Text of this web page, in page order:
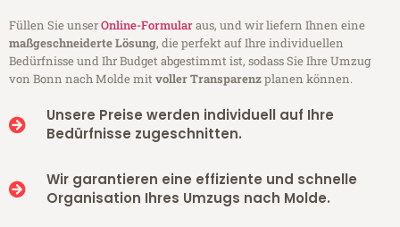
Füllen Sie unserOnline-Formularaus, und wir liefern Ihnen eine
maßgeschneiderte Lösung, die perfekt auf Ihre individuellen
Bedürfnisse und Ihr Budget abgestimmt ist, sodass Sie Ihre Umzug
von Bonn nach Molde mitvoller Transparenzplanen können.
Unsere Preise werden individuell auf Ihre
Bedürfnisse zugeschnitten.
Wir garantieren eine effiziente und schnelle
Organisation Ihres Umzugs nach Molde.